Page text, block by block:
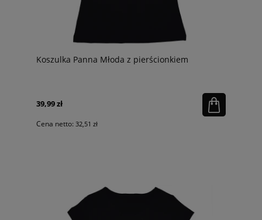
Koszulka Panna Młoda z pierścionkiem
39,99 zł
Cena netto: 32,51 zł